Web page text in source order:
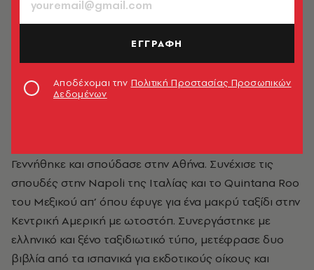
Γεννήθηκε και σπούδασε στην Αθήνα. Συνέχισε τις
σπουδές στην Napoli της Ιταλίας και το Quintana Roo
του Μεξικού απ’ όπου έφυγε για ένα μακρύ ταξίδι στην
Κεντρική Αμερική με ωτοστόπ. Συνεργάστηκε με
ελληνικό και ξένο ταξιδιωτικό τύπο, μετέφρασε δυο
βιβλία από τα ισπανικά για εκδοτικούς οίκους και
ΕΓΓΡΑΦΗ
Αποδέχομαι την Πολιτική Προστασίας Προσωπικών
Δεδομένων